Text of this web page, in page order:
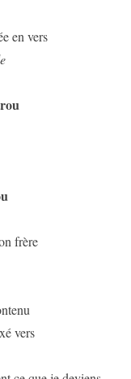
en vers
frère
vers